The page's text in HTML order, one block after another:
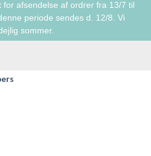
afsendelse af ordrer fra 13/7 til
periode sendes d. 12/8. Vi
sommer.